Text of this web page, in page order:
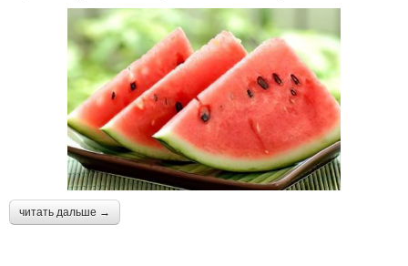
читать дальше →